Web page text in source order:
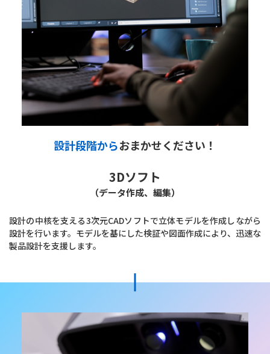
設計段階からおまかせください！
3Dソフト
（データ作成、編集）
設計の中核を支える3次元CADソフトで立体モデルを作成しながら
設計を行います。モデルを基にした検証や図面作成により、迅速な
製品設計を支援します。